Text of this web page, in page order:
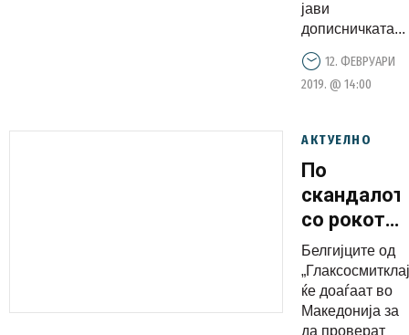
јави
дописничката...
12. ФЕВРУАРИ
2019. @ 14:00
АКТУЕЛНО
По
скандалот
со рокот
на
траење:
Белгијците
доаѓаат
Белгиjците од
ќе доаѓаат во
Македонија за
да проверат